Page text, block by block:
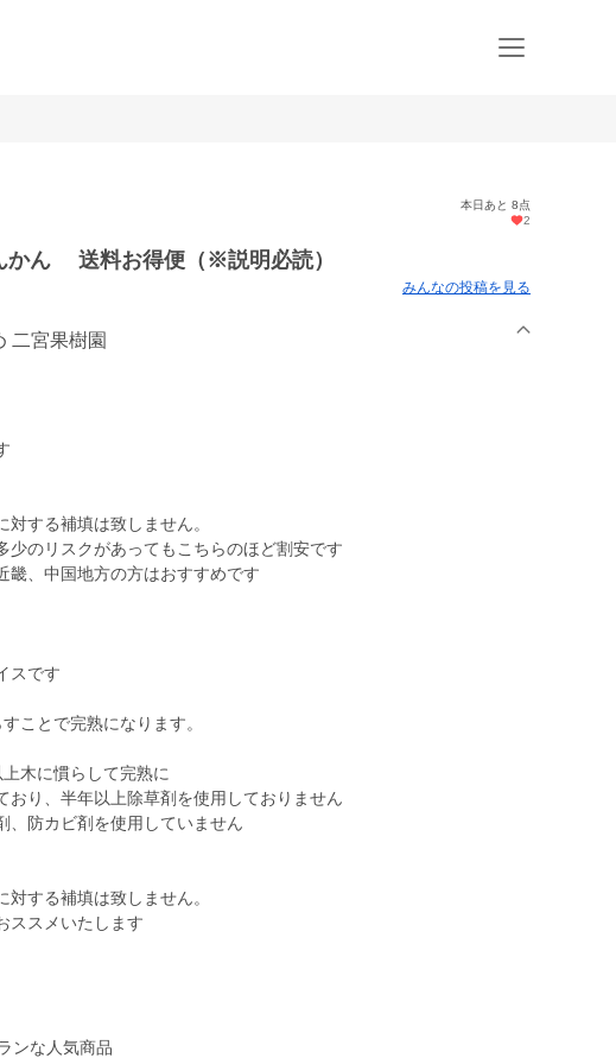
本日あと 8点
2
かん 送料お得便（※説明必読）
みんなの投稿を見る
二宮果樹園
する補填は致しません。
少のリスクがあってもこちらのほど割安です
畿、中国地方の方はおすすめです
スです
ことで完熟になります。
木に慣らして完熟に
り、半年以上除草剤を使用しておりません
防カビ剤を使用していません
する補填は致しません。
ススメいたします
ンな人気商品